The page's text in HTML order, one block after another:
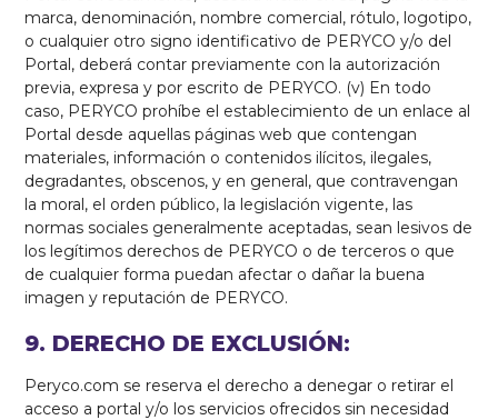
marca, denominación, nombre comercial, rótulo, logotipo,
o cualquier otro signo identificativo de PERYCO y/o del
Portal, deberá contar previamente con la autorización
previa, expresa y por escrito de PERYCO. (v) En todo
caso, PERYCO prohíbe el establecimiento de un enlace al
Portal desde aquellas páginas web que contengan
materiales, información o contenidos ilícitos, ilegales,
degradantes, obscenos, y en general, que contravengan
la moral, el orden público, la legislación vigente, las
normas sociales generalmente aceptadas, sean lesivos de
los legítimos derechos de PERYCO o de terceros o que
de cualquier forma puedan afectar o dañar la buena
imagen y reputación de PERYCO.
9. DERECHO DE EXCLUSIÓN:
Peryco.com se reserva el derecho a denegar o retirar el
acceso a portal y/o los servicios ofrecidos sin necesidad